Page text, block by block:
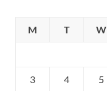
M
T W
3 4 5